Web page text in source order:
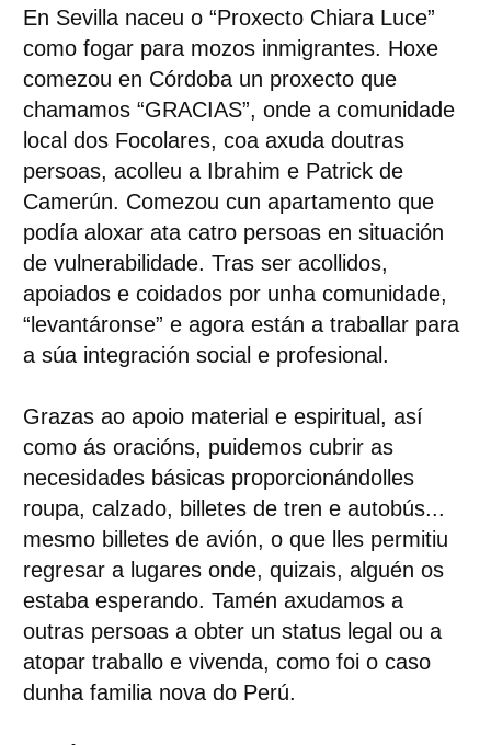
En Sevilla naceu o “Proxecto Chiara Luce”
como fogar para mozos inmigrantes. Hoxe
comezou en Córdoba un proxecto que
chamamos “GRACIAS”, onde a comunidade
local dos Focolares, coa axuda doutras
persoas, acolleu a Ibrahim e Patrick de
Camerún. Comezou cun apartamento que
podía aloxar ata catro persoas en situación
de vulnerabilidade. Tras ser acollidos,
apoiados e coidados por unha comunidade,
“levantáronse” e agora están a traballar para
a súa integración social e profesional.
Grazas ao apoio material e espiritual, así
como ás oracións, puidemos cubrir as
necesidades básicas proporcionándolles
roupa, calzado, billetes de tren e autobús...
mesmo billetes de avión, o que lles permitiu
regresar a lugares onde, quizais, alguén os
estaba esperando. Tamén axudamos a
outras persoas a obter un status legal ou a
atopar traballo e vivenda, como foi o caso
dunha familia nova do Perú.